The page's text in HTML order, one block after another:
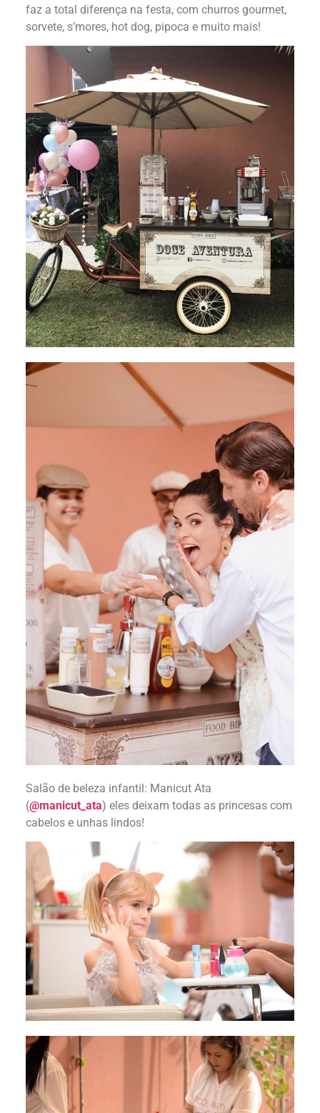
faz a total diferença na festa, com churros gourmet,
sorvete, s’mores, hot dog, pipoca e muito mais!
Salão de beleza infantil: Manicut Ata
(@manicut_ata) eles deixam todas as princesas com
cabelos e unhas lindos!